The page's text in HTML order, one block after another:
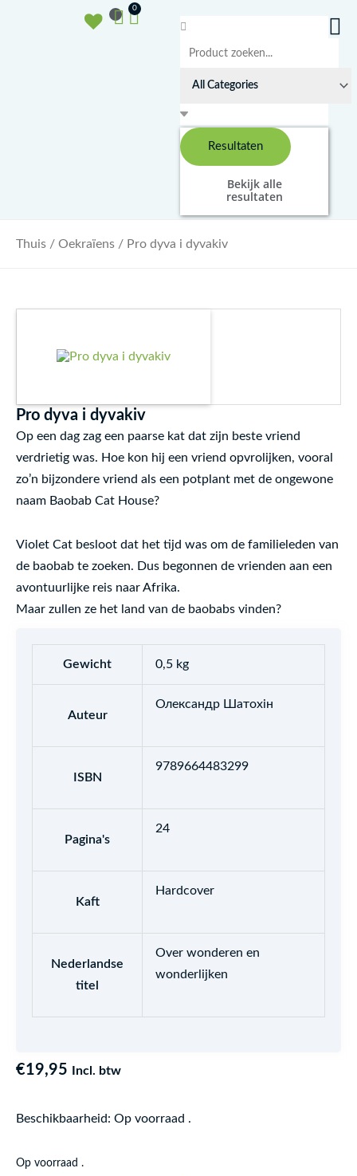
Search
Resultaten
Bekijk alle
resultaten
0
Winkelwagen
Thuis / Oekraïens / Pro dyva i dyvakiv
Pro dyva i dyvakiv
Op een dag zag een paarse kat dat zijn beste vriend
verdrietig was. Hoe kon hij een vriend opvrolijken, vooral
zo’n bijzondere vriend als een potplant met de ongewone
naam Baobab Cat House?
Violet Cat besloot dat het tijd was om de familieleden van
de baobab te zoeken. Dus begonnen de vrienden aan een
avontuurlijke reis naar Afrika.
Maar zullen ze het land van de baobabs vinden?
Gewicht 0,5 kg
Auteur
Олександр Шатохін
ISBN
9789664483299
Pagina's
24
Kaft
Hardcover
Nederlandse
titel
Over wonderen en
wonderlijken
€19,95 Incl. btw
Beschikbaarheid: Op voorraad .
Op voorraad .
Pro